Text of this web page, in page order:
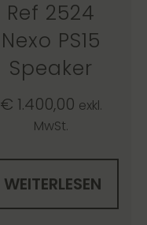
Ref 2524
Nexo PS15
Speaker
€ 1.400,00 exkl.
MwSt.
WEITERLESEN